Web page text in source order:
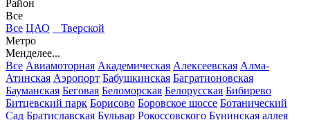
Район
Все
Все ЦАО
Тверской
Метро
Менделее...
Все Авиамоторная Академическая Алексеевская Алма-
Атинская Аэропорт Бабушкинская Багратионовская
Бауманская Беговая Беломорская Белорусская Бибирево
Битцевский парк Борисово Боровское шоссе Ботанический
Сад Братиславская Бульвар Рокоссовского Бунинская аллея